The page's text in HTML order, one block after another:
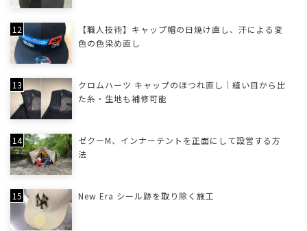
【職人技術】キャップ帽の日焼け直し、汗による変
色の色染め直し
クロムハーツ キャップのほつれ直し｜縫い目から出
た糸・生地も補修可能
ゼクーM、インナーテントを正面にして設営する方
法
New Era シール跡を取り除く施工